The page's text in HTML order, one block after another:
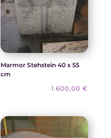
Marmor Stehstein 40 x 55
cm
1.600,00€